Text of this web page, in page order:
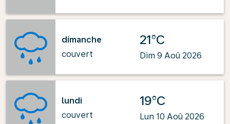
dimanche
couvert
21°C
Dim 9 Aoû 2026
lundi
couvert
19°C
Lun 10 Aoû 2026